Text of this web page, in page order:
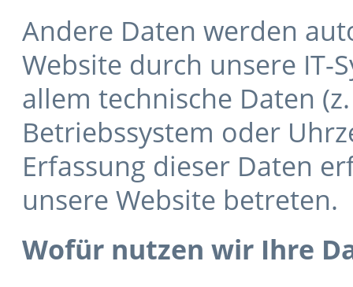
Andere Daten werden
Website durch unsere IT-
allem technische Daten
Betriebssystem oder
Erfassung dieser Daten
unsere Website betreten.
Wofür nutzen wir Ihre